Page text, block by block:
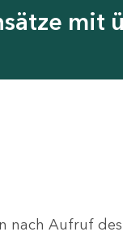
mit
nach Aufruf